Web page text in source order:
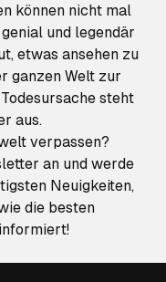
und legendär
etwas ansehen zu
ganzen Welt zur
steht
aus.
verpassen?
an und werde
Neuigkeiten,
die besten